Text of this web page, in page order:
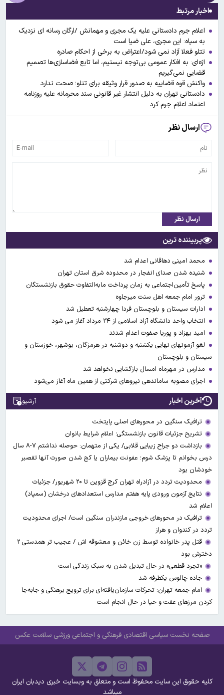
اخبار مرتبط
اعلام جرم دادستانی علیه یک مجری و مهمانش /ارگان رسانه ای نزدیک
به سپاه: این مجری، علی ضیا است
تتلو فعلا آزاد نمی شود/اعتراض به برخی از احکام صادره
اژه‌ای: به افکار عمومی بی‌توجه نیستیم، اما تابع فضاسازی‌ها تصمیم
قضایی نمی‌گیریم
واکنش قوه قضاییه به صدور قرار وثیقه برای تتلو؛ صحت ندارد
دادستانی تهران به دلیل انتشار غیر قانونی سند محرمانه علیه روزنامه
اعتماد اعلام جرم کرد
ارسال نظر
ارسال نظر
پربیننده ترین
محمد امینی دهاقانی اعدام شد
شنیده شدن صدای انفجار در محدوده شرق استان تهران
پاسخ تأمین‌اجتماعی به زمان پرداخت مابه‌التفاوت حقوق بازنشستگان
ترور امام جمعه اهل سنت میرجاوه
ادارات سیستان و بلوچستان فردا چهارشنبه تعطیل شد
انتخاب واحد دانشگاه آزاد اسلامی از ۲۴ مرداد آغاز می شود
امید بهزاد و پوریا صفوت اعدام شدند
لغو آزمونهای نهایی یکشنبه و دوشنبه در هرمزگان، بوشهر، خوزستان و
سیستان و بلوچستان
مدارس در مهرماه امسال بازگشایی نخواهد شد
اجرای مصوبه ساماندهی نیرو‌های شرکتی از همین ماه آغاز می‌شود
آخرین اخبار آرشیو
ترافیک سنگین در محورهای اصلی پایتخت
تشریح جزئیات قانون بازنشستگی؛ اعلام شرایط بانوان
بازداشت دو جراح زیبایی قلابی/ یکی از متهمان: حوصله نداشتم ۷-۸ سال
درس بخوانم تا پزشک شوم؛ عفونت بیماران یا کج شدن صورت آنها تقصبر
خودشان بود
محدودیت تردد در آزادراه تهران کرج قزوین تا ۲۰ شهریور/ جزئیات
نتایج آزمون ورودی پایه هفتم مدارس استعدادهای درخشان (سمپاد)
اعلام شد
ترافیک در محورهای خروجی مازندران سنگین است/ اجرای محدودیت
تردد در کندوان و هراز
قتل پدر خانواده توسط زن خائن و معشوقه اش / عجیب تر همدستی ۲
دخترش بود
«تجرد قطعی» در حال تبدیل شدن به سبک زندگی است
جاده چالوس یکطرفه شد
امام جمعه تهران: تحرکات سازمان‌یافته‌ای برای ترویج برهنگی و جابه‌جا
کردن مرزهای عفت و حیا در حال انجام است
صفحه نخست سیاسی اقتصادی فرهنگی و اجتماعی ورزشی سلامت عکس
کلیه حقوق این سایت محفوظ است و متعلق به وبسایت خبری دیدبان ایران
میباشد